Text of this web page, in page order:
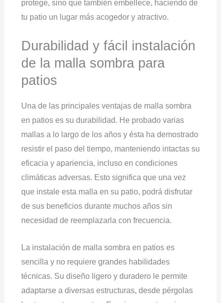
protege, sino que también embellece, haciendo de
tu patio un lugar más acogedor y atractivo.
Durabilidad y fácil instalación
de la malla sombra para
patios
Una de las principales ventajas de malla sombra
en patios es su durabilidad. He probado varias
mallas a lo largo de los años y ésta ha demostrado
resistir el paso del tiempo, manteniendo intactas su
eficacia y apariencia, incluso en condiciones
climáticas adversas. Esto significa que una vez
que instale esta malla en su patio, podrá disfrutar
de sus beneficios durante muchos años sin
necesidad de reemplazarla con frecuencia.
La instalación de malla sombra en patios es
sencilla y no requiere grandes habilidades
técnicas. Su diseño ligero y duradero le permite
adaptarse a diversas estructuras, desde pérgolas